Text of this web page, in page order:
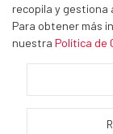
© Sumicarol.
recopila y gestiona
Para obtener más
nuestra Política de